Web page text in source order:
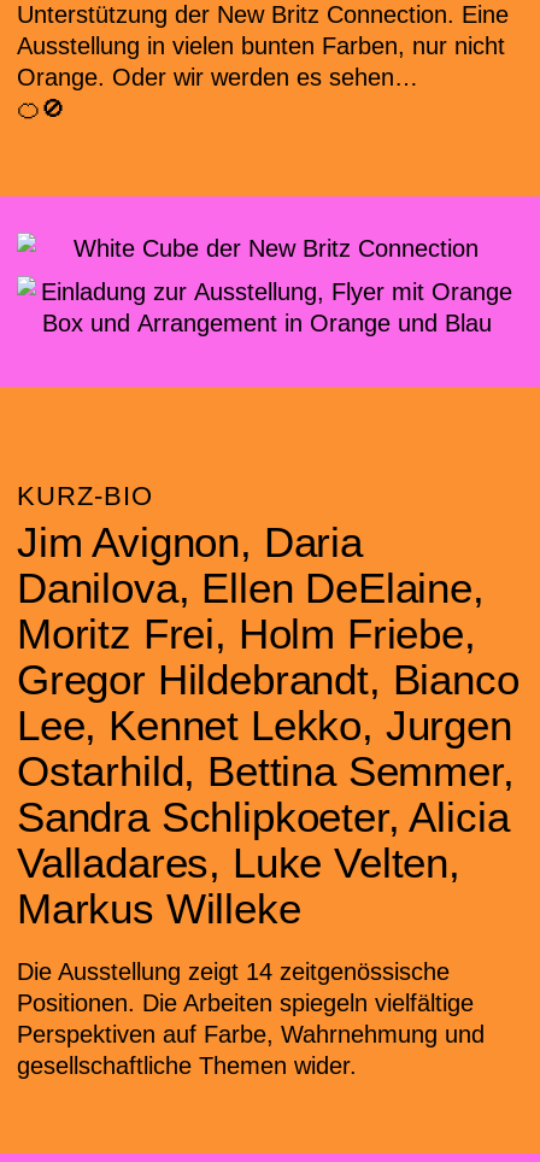
Unterstützung der New Britz Connection. Eine
Ausstellung in vielen bunten Farben, nur nicht
Orange. Oder wir werden es sehen…
🍊🚫
KURZ-BIO
Jim Avignon, Daria
Danilova, Ellen DeElaine,
Moritz Frei, Holm Friebe,
Gregor Hildebrandt, Bianco
Lee, Kennet Lekko, Jurgen
Ostarhild, Bettina Semmer,
Sandra Schlipkoeter, Alicia
Valladares, Luke Velten,
Markus Willeke
Die Ausstellung zeigt 14 zeitgenössische
Positionen. Die Arbeiten spiegeln vielfältige
Perspektiven auf Farbe, Wahrnehmung und
gesellschaftliche Themen wider.